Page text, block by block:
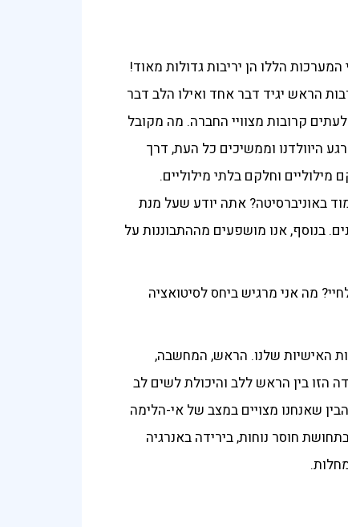
הללו הן יריבות גדולות מאוד!
הראש יגיד דבר אחד ואילו הלב דבר
קרובות מצוויי החברה. מה מקובל
היוולדנו וממשיכים כל העת, דרך
וחלקם בלתי מילוליים.
באוניברסיטה? אתה יודע שעל מנת
בנוסף, אנו מושפעים מההתבוננות על
מה אני מרגיש ביחס לסיטואציה
האישיות שלנו. הראש, המחשבה,
הזו בין הראש ללב והיכולת לשים לב
שאנחנו מצויים במצב של אי-הלימה
חוסר נוחות, בירידה באנרגיה